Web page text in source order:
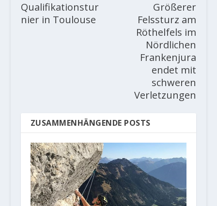
Qualifikationstur
nier in Toulouse
Größerer
Felssturz am
Röthelfels im
Nördlichen
Frankenjura
endet mit
schweren
Verletzungen
ZUSAMMENHÄNGENDE POSTS